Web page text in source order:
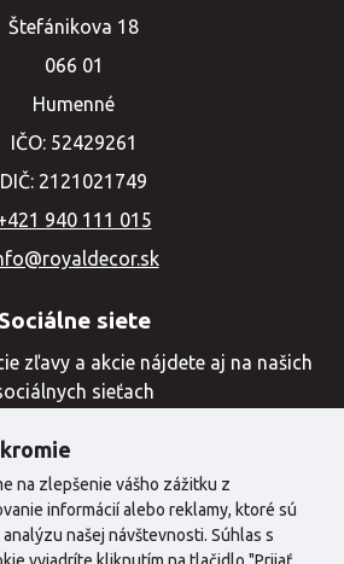
Štefánikova 18
066 01
Humenné
IČO: 52429261
DIČ: 2121021749
940 111 015
Sociálne siete
zľavy a akcie nájdete aj na našich
sieťach
na zlepšenie vášho zážitku z
informácií alebo reklamy, ktoré sú
našej návštevnosti. Súhlas s